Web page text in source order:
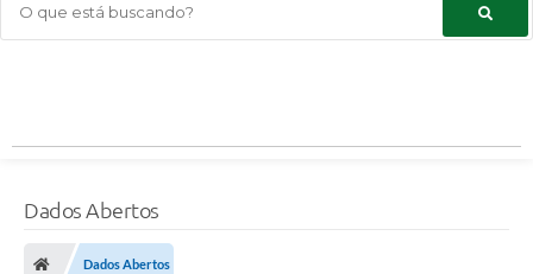
Dados Abertos
Dados Abertos